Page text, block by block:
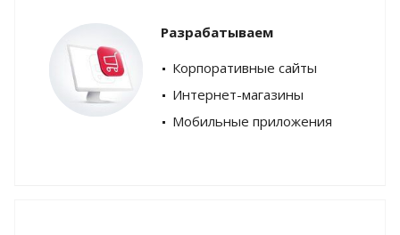
Разрабатываем
Корпоративные сайты
Интернет-магазины
Мобильные приложения